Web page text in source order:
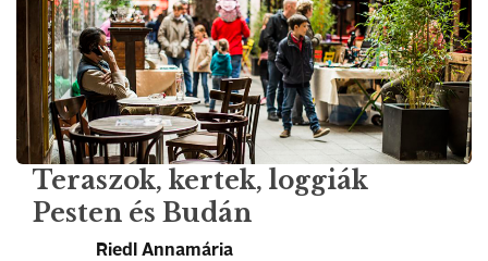
Teraszok, kertek, loggiák
Pesten és Budán
Riedl Annamária